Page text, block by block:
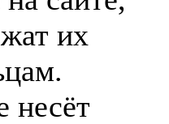
их
несёт